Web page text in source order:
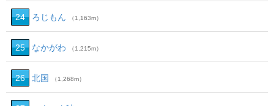
24 ろじもん （1,163m）
25 なかがわ （1,215m）
26 北国 （1,268m）